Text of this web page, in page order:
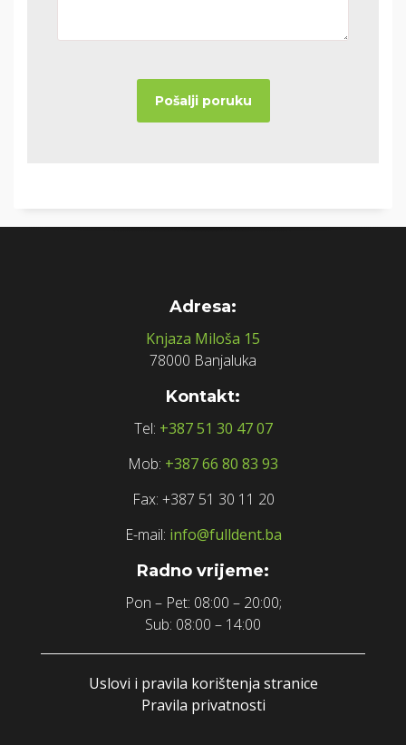
Adresa:
Knjaza Miloša 15
78000 Banjaluka
Kontakt:
Tel: +387 51 30 47 07
Mob: +387 66 80 83 93
Fax: +387 51 30 11 20
E-mail: info@fulldent.ba
Radno vrijeme:
Pon – Pet: 08:00 – 20:00;
Sub: 08:00 – 14:00
Uslovi i pravila korištenja stranice
Pravila privatnosti